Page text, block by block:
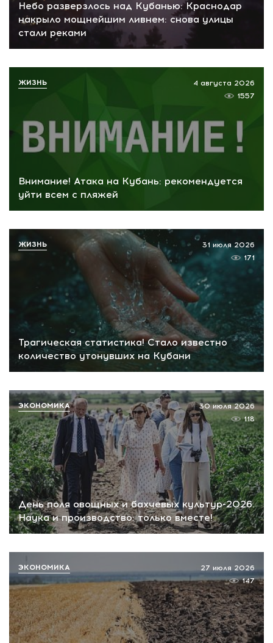
Небо разверзлось над Кубанью: Краснодар
накрыло мощнейшим ливнем: снова улицы
стали реками
Внимание! Атака на Кубань: рекомендуется
уйти всем с пляжей
4 августа 2026
1557
ЖИЗНЬ
Трагическая статистика! Стало известно
количество утонувших на Кубани
31 июля 2026
171
ЖИЗНЬ
День поля овощных и бахчевых культур-2026.
Наука и производство: только вместе!
30 июля 2026
118
ЭКОНОМИКА
27 июля 2026
147
ЭКОНОМИКА